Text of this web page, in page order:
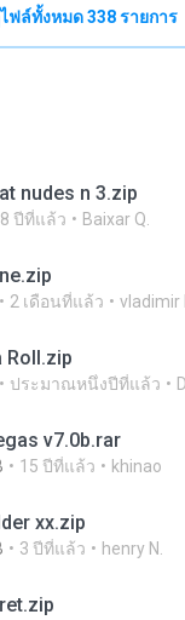
ฟล์ทั้งหมด 338 รายการ
nudes n 3.zip
8 ปีที่แล้ว Baixar Q.
2 เดือนที่แล้ว vladimir
Roll.zip
ประมาณหนึ่งปีที่แล้ว
v7.0b.rar
15 ปีที่แล้ว khinao
xx.zip
3 ปีที่แล้ว henry N.